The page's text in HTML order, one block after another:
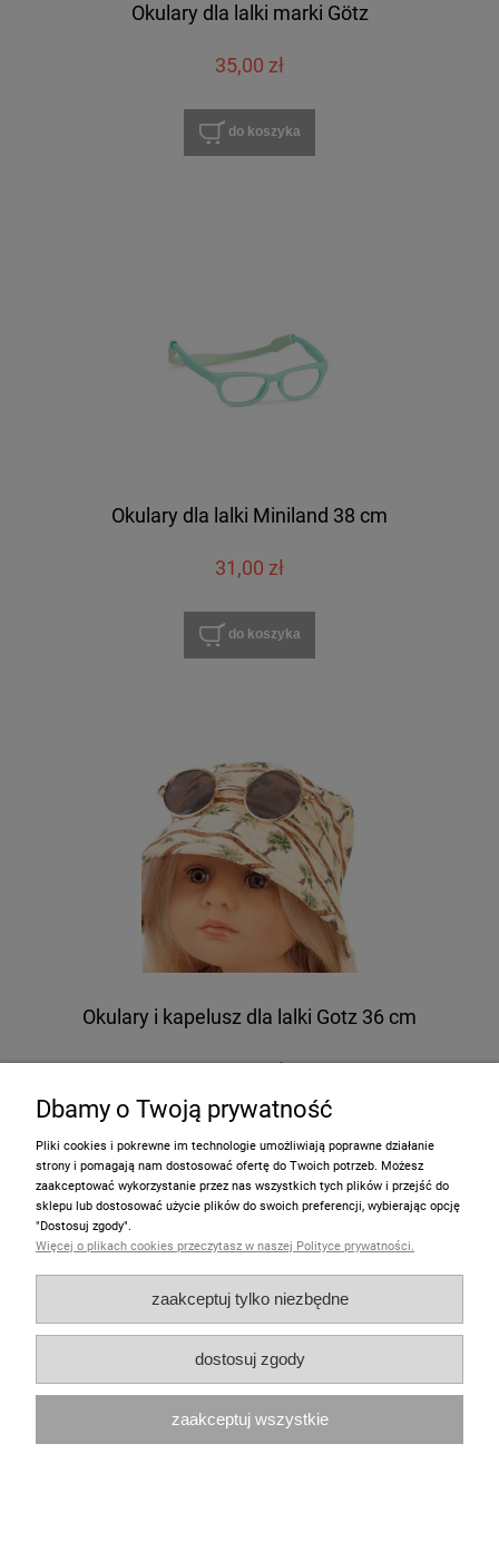
Okulary dla lalki marki Götz
35,00 zł
do koszyka
Okulary dla lalki Miniland 38 cm
31,00 zł
do koszyka
Okulary i kapelusz dla lalki Gotz 36 cm
65,00 zł
Dbamy o Twoją prywatność
Pliki cookies i pokrewne im technologie umożliwiają poprawne działanie
strony i pomagają nam dostosować ofertę do Twoich potrzeb. Możesz
zaakceptować wykorzystanie przez nas wszystkich tych plików i przejść do
sklepu lub dostosować użycie plików do swoich preferencji, wybierając opcję
"Dostosuj zgody".
Więcej o plikach cookies przeczytasz w naszej Polityce prywatności.
zaakceptuj tylko niezbędne
dostosuj zgody
zaakceptuj wszystkie